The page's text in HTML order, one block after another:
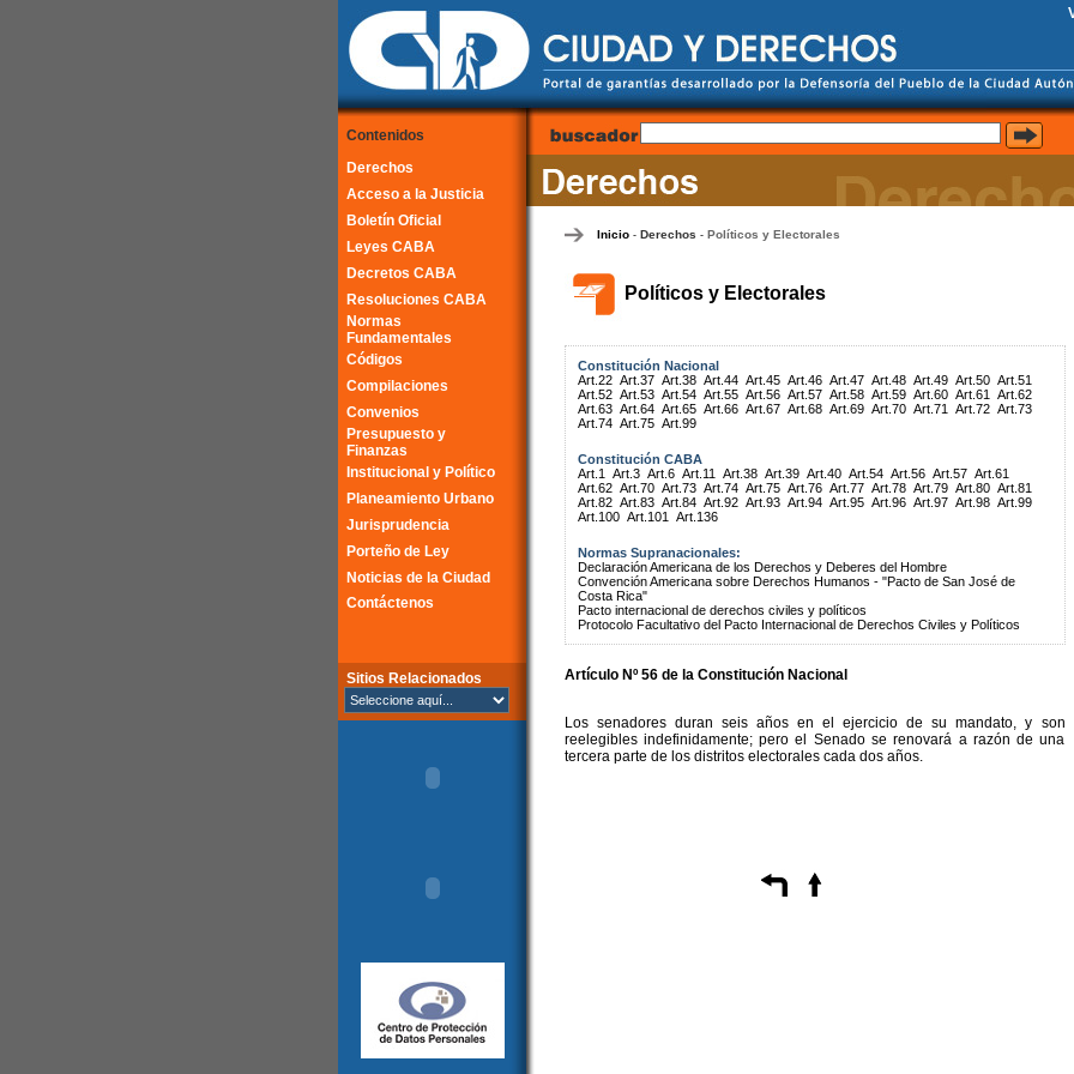
Contenidos
Derechos
Acceso a la Justicia
Boletín Oficial
Leyes CABA
Decretos CABA
Resoluciones CABA
Normas
Fundamentales
Códigos
Compilaciones
Convenios
Presupuesto y
Finanzas
Institucional y Político
Planeamiento Urbano
Jurisprudencia
Porteño de Ley
Noticias de la Ciudad
Contáctenos
Sitios Relacionados
Inicio- Derechos - Políticos y Electorales
Políticos y Electorales
Constitución Nacional
Art.22 Art.37 Art.38 Art.44 Art.45 Art.46 Art.47 Art.48 Art.49 Art.50 Art.51
Art.52 Art.53 Art.54 Art.55 Art.56 Art.57 Art.58 Art.59 Art.60 Art.61
Art.62
Art.63 Art.64 Art.65 Art.66 Art.67 Art.68 Art.69 Art.70 Art.71 Art.72 Art.73
Art.74 Art.75 Art.99
Constitución CABA
Art.1
Art.3 Art.6 Art.11 Art.38 Art.39 Art.40 Art.54 Art.56 Art.57 Art.61
Art.62 Art.70 Art.73 Art.74 Art.75 Art.76 Art.77 Art.78 Art.79 Art.80 Art.81
Art.82 Art.83 Art.84 Art.92 Art.93 Art.94 Art.95 Art.96 Art.97 Art.98 Art.99
Art.100 Art.101 Art.136
Normas Supranacionales:
Declaración Americana de los Derechos y Deberes del Hombre
Convención Americana sobre Derechos Humanos - "Pacto de San José de
Costa Rica"
Pacto internacional de derechos civiles y políticos
Protocolo Facultativo del Pacto Internacional de Derechos Civiles y Políticos
Artículo Nº 56 de la Constitución Nacional
Los senadores duran seis años en el ejercicio de su mandato, y son
reelegibles indefinidamente; pero el Senado se renovará a razón de una
tercera parte de los distritos electorales cada dos años.